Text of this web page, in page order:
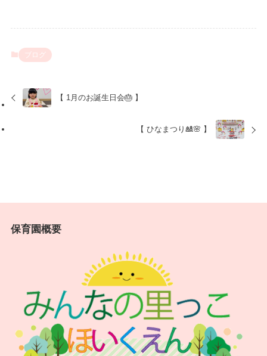
ブログ
【 1月のお誕生日会🎂 】
【 ひなまつり🎎🌸 】
保育園概要